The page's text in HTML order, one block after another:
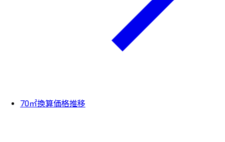
70㎡換算価格推移